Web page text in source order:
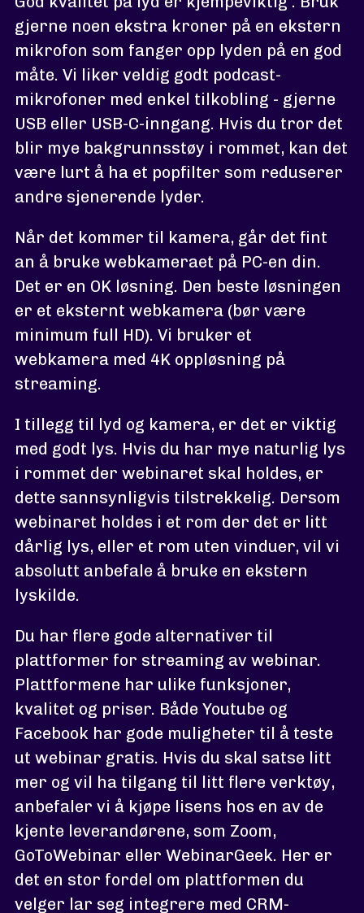
gjerne noen ekstra kroner på en ekstern
mikrofon som fanger opp lyden på en god
måte. Vi liker veldig godt podcast-
mikrofoner med enkel tilkobling - gjerne
USB eller USB-C-inngang. Hvis du tror det
blir mye bakgrunnsstøy i rommet, kan det
være lurt å ha et popfilter som reduserer
andre sjenerende lyder.
Når det kommer til kamera, går det fint
an å bruke webkameraet på PC-en din.
Det er en OK løsning. Den beste løsningen
er et eksternt webkamera (bør være
minimum full HD). Vi bruker et
webkamera med 4K oppløsning på
streaming.
I tillegg til lyd og kamera, er det er viktig
med godt lys. Hvis du har mye naturlig lys
i rommet der webinaret skal holdes, er
dette sannsynligvis tilstrekkelig. Dersom
webinaret holdes i et rom der det er litt
dårlig lys, eller et rom uten vinduer, vil vi
absolutt anbefale å bruke en ekstern
lyskilde.
Du har flere gode alternativer til
plattformer for streaming av webinar.
Plattformene har ulike funksjoner,
kvalitet og priser. Både Youtube og
Facebook har gode muligheter til å teste
ut webinar gratis. Hvis du skal satse litt
mer og vil ha tilgang til litt flere verktøy,
anbefaler vi å kjøpe lisens hos en av de
kjente leverandørene, som Zoom,
GoToWebinar eller WebinarGeek. Her er
det en stor fordel om plattformen du
velger lar seg integrere med CRM-